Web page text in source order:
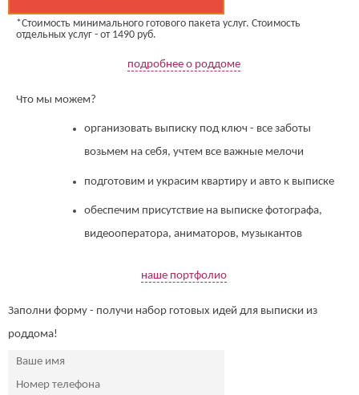
*Стоимость минимального готового пакета услуг. Стоимость
отдельных услуг - от 1490 руб.
подробнее о роддоме
Что мы можем?
организовать выписку под ключ - все заботы
возьмем на себя, учтем все важные мелочи
подготовим и украсим квартиру и авто к выписке
обеспечим присутствие на выписке фотографа,
видеооператора, аниматоров, музыкантов
наше портфолио
Заполни форму - получи набор готовых идей для выписки из
роддома!